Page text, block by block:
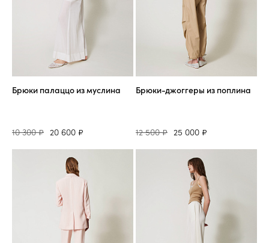
Брюки палаццо из муслина
10 300 ₽ 20 600 ₽
Брюки-джоггеры из поплина
12 500 ₽ 25 000 ₽